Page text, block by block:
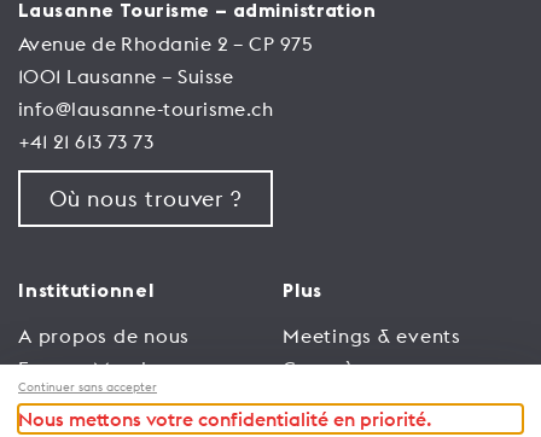
Lausanne Tourisme – administration
Avenue de Rhodanie 2 – CP 975
1001 Lausanne – Suisse
info@lausanne-tourisme.ch
+41 21 613 73 73
Où nous trouver ?
Institutionnel
A propos de nous
Espace Membres
Emploi
Plus
Meetings & events
Congrès
Trade
Continuer sans accepter
Nous mettons votre confidentialité en priorité.